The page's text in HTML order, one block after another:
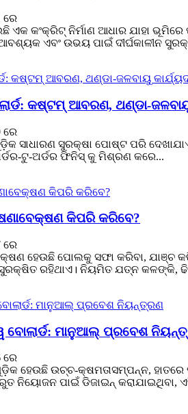
ରେ
କଂକ୍ରିଟ୍ ନିର୍ମାଣ ଆଧାର ଯାହା
ଏବଂ ଉଭୟ ପାଇଁ ଦୀର୍ଘକାଳୀନ
କଷ୍ଟମ୍ ଆବରଣ, ଥଣ୍ଡା-
ରେ
ସାଧାରଣ ସୁରକ୍ଷା ପୋଷ୍ଟ ପରି
ଟୁ-ଅର୍ଡର ଫିନିସ୍ କୁ ମିଶ୍ରଣ କରେ...
କିପରି କରିବେ?
ରେ
ହେଉଛି ପୋଲକୁ ସଫା କରିବା, ଯାଞ୍ଚ
ରହିଥାଏ। ନିୟମିତ ଯତ୍ନ କଳଙ୍କି,
ମାନୁଆଲ୍ ପ୍ରବେଶ
ରେ
ହେଉଛି ଉଚ୍ଚ-କ୍ଷମତାସମ୍ପନ୍ନ,
ନିୟୋଜନ ପାଇଁ ଡିଜାଇନ୍